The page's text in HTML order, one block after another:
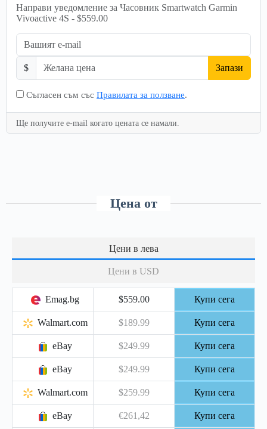
Направи уведомление за Часовник Smartwatch Garmin
Vivoactive 4S - $559.00
$ Запази
Съгласен съм със Правилата за ползване.
Ще получите e-mail когато цената се намали.
Цена от
Цени в лева
Цени в USD
Emag.bg $559.00 Купи сега
Walmart.com $189.99 Купи сега
eBay $249.99 Купи сега
eBay $249.99 Купи сега
Walmart.com $259.99 Купи сега
eBay €261,42 Купи сега